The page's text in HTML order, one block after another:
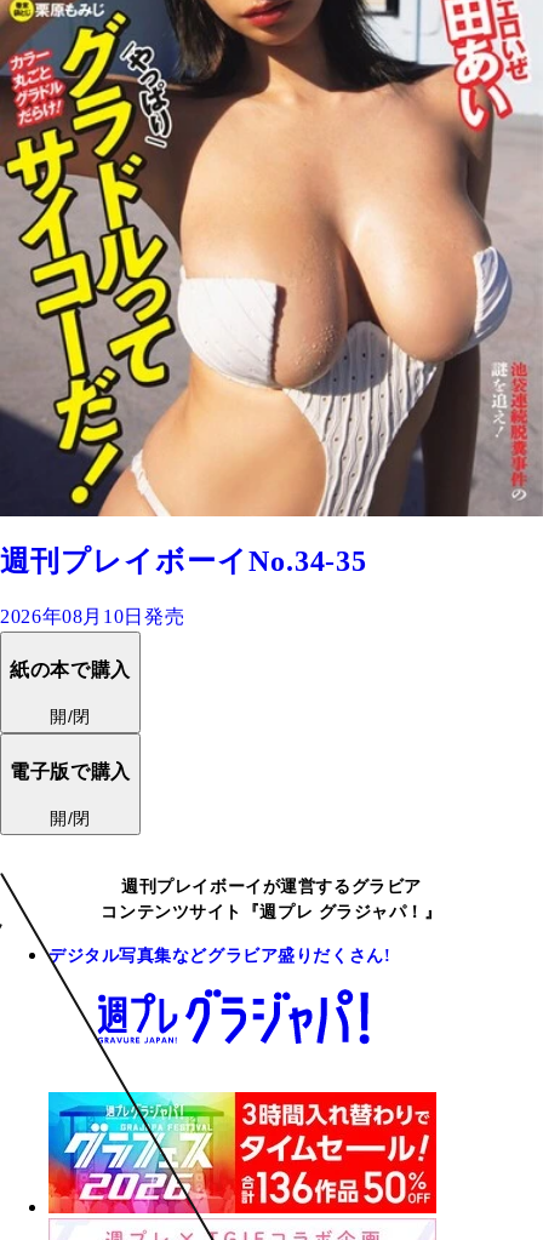
週刊プレイボーイNo.34-35
2026年08月10日発売
紙の本で購入
開/閉
電子版で購入
開/閉
週刊プレイボーイが運営するグラビア
コンテンツサイト『週プレ グラジャパ！』
デジタル写真集などグラビア盛りだくさん!